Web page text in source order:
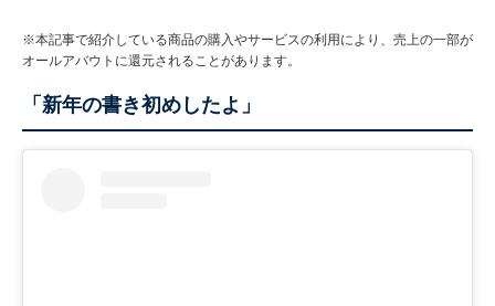
※本記事で紹介している商品の購入やサービスの利用により、売上の一部が
オールアバウトに還元されることがあります。
「新年の書き初めしたよ」